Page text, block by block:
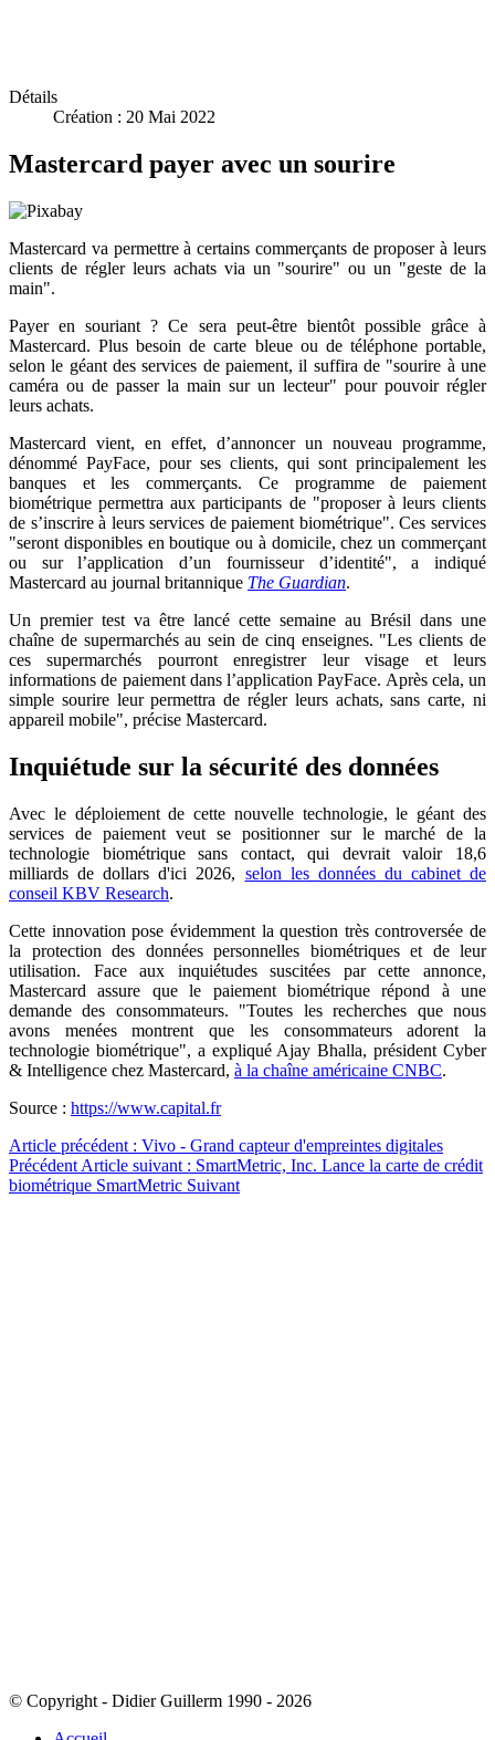
Détails
Création : 20 Mai 2022
Mastercard payer avec un sourire
Mastercard va permettre à certains commerçants de proposer à leurs
clients de régler leurs achats via un "sourire" ou un "geste de la
main".
Payer en souriant ? Ce sera peut-être bientôt possible grâce à
Mastercard. Plus besoin de carte bleue ou de téléphone portable,
selon le géant des services de paiement, il suffira de "sourire à une
caméra ou de passer la main sur un lecteur" pour pouvoir régler
leurs achats.
Mastercard vient, en effet, d’annoncer un nouveau programme,
dénommé PayFace, pour ses clients, qui sont principalement les
banques et les commerçants. Ce programme de paiement
biométrique permettra aux participants de "proposer à leurs clients
de s’inscrire à leurs services de paiement biométrique". Ces services
"seront disponibles en boutique ou à domicile, chez un commerçant
ou sur l’application d’un fournisseur d’identité", a indiqué
Mastercard au journal britannique The Guardian.
Un premier test va être lancé cette semaine au Brésil dans une
chaîne de supermarchés au sein de cinq enseignes. "Les clients de
ces supermarchés pourront enregistrer leur visage et leurs
informations de paiement dans l’application PayFace. Après cela, un
simple sourire leur permettra de régler leurs achats, sans carte, ni
appareil mobile", précise Mastercard.
Inquiétude sur la sécurité des données
Avec le déploiement de cette nouvelle technologie, le géant des
services de paiement veut se positionner sur le marché de la
technologie biométrique sans contact, qui devrait valoir 18,6
milliards de dollars d'ici 2026, selon les données du cabinet de
conseil KBV Research.
Cette innovation pose évidemment la question très controversée de
la protection des données personnelles biométriques et de leur
utilisation. Face aux inquiétudes suscitées par cette annonce,
Mastercard assure que le paiement biométrique répond à une
demande des consommateurs. "Toutes les recherches que nous
avons menées montrent que les consommateurs adorent la
technologie biométrique", a expliqué Ajay Bhalla, président Cyber
& Intelligence chez Mastercard, à la chaîne américaine CNBC.
Source : https://www.capital.fr
Article précédent : Vivo - Grand capteur d'empreintes digitales
Précédent Article suivant : SmartMetric, Inc. Lance la carte de crédit
biométrique SmartMetric Suivant
© Copyright - Didier Guillerm 1990 - 2026